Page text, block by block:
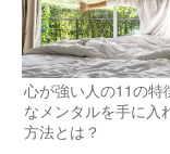
心が強い人の11の特
なメンタルを手に入
方法とは？